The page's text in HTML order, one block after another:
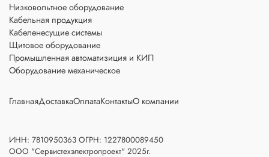
ГлавнаяДоставкаОплатаКонтактыО компании
Низковольтное оборудование
Кабельная продукция
Кабеленесущие системы
Щитовое оборудование
Промышленная автоматизиция и КИП
Оборудование механическое
ИНН: 7810950363 ОГРН: 1227800089450
ООО "Сервистехэлектропроект" 2025г.